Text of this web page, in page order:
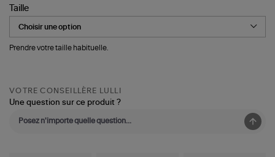
Taille
Prendre votre taille habituelle.
VOTRE CONSEILLÈRE LULLI
Une question sur ce produit ?